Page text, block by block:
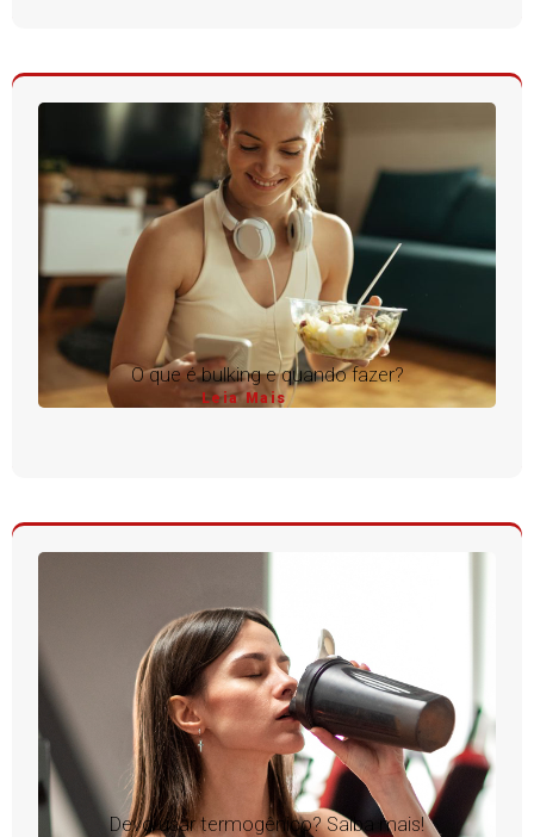
O que é bulking e quando fazer?
Leia Mais
Devo usar termogênico? Saiba mais!